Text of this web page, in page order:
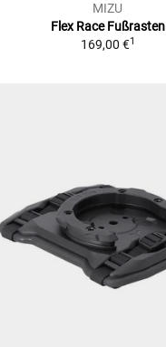
MIZU
Flex Race Fußrasten
169,00 €1